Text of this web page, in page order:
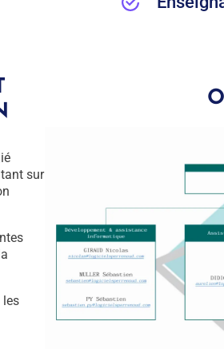
sur
les